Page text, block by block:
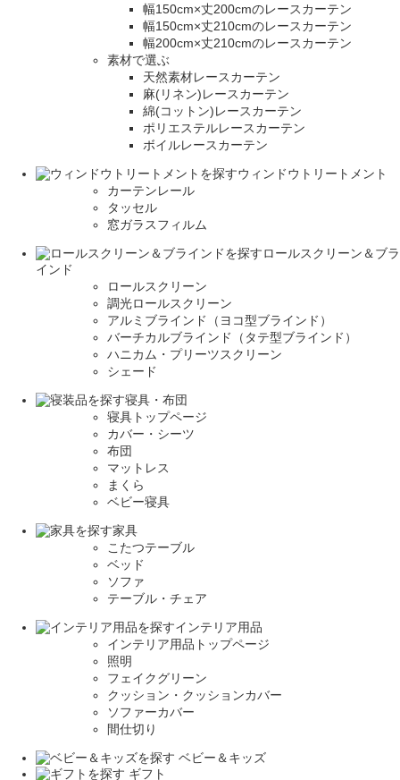
幅150cm×丈200cmのレースカーテン
幅150cm×丈210cmのレースカーテン
幅200cm×丈210cmのレースカーテン
素材で選ぶ
天然素材レースカーテン
麻(リネン)レースカーテン
綿(コットン)レースカーテン
ポリエステルレースカーテン
ボイルレースカーテン
ウィンドウトリートメント
カーテンレール
タッセル
窓ガラスフィルム
ロールスクリーン＆ブラ
インド
ロールスクリーン
調光ロールスクリーン
アルミブラインド（ヨコ型ブラインド）
バーチカルブラインド（タテ型ブラインド）
ハニカム・プリーツスクリーン
シェード
寝具・布団
寝具トップページ
カバー・シーツ
布団
マットレス
まくら
ベビー寝具
家具
こたつテーブル
ベッド
ソファ
テーブル・チェア
インテリア用品
インテリア用品トップページ
照明
フェイクグリーン
クッション・クッションカバー
ソファーカバー
間仕切り
ベビー＆キッズ
ギフト